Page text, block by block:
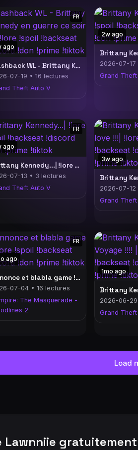
ago
FR
Flashback WL - Brittany Kennedy en guerre ce soir ?! | !lore !spoil !backseat !discord !don !prime !tiktok
07-19 • 16 lectures
Theft Auto V
2w ago
2026-07-
Grand
ago
FR
Brittany Kennedy...| !lore !spoil !backseat !discord !don !prime !tiktok
07-13 • 3 lectures
Theft Auto V
3w ago
2026-07-12
Grand
ago
FR
Annonce et blabla game ! | !lore !spoil !backseat !discord !don !prime !tiktok
07-04 • 16 lectures
The Masquerade -
2
1mo ago
2026-06-
Grand
Load
Lawnniie